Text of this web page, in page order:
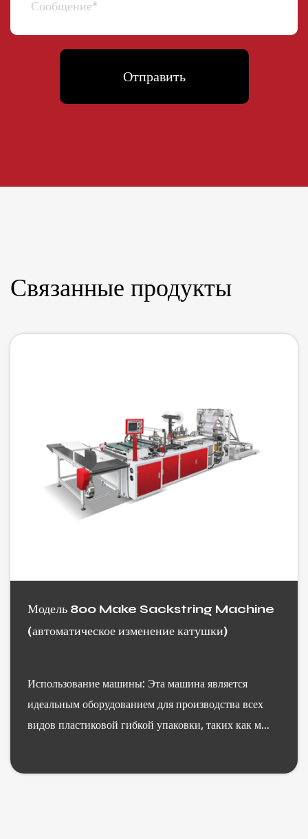
Связанные продукты
Модель 800 Make Sackstring Machine
(автоматическое изменение катушки)
Использование машины: Эта машина является
идеальным оборудованием для производства всех
видов пластиковой гибкой упаковки, таких как м...